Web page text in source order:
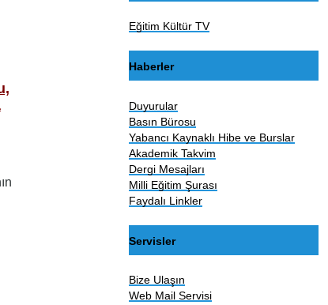
Eğitim Kültür TV
Haberler
Duyurular
Basın Bürosu
Yabancı Kaynaklı Hibe ve Burslar
Akademik Takvim
Dergi Mesajları
Milli Eğitim Şurası
Faydalı Linkler
Servisler
Bize Ulaşın
Web Mail Servisi